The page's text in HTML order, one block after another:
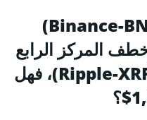
حرق عملات بينانس (Binance-BNB)
وخطف المركز الرابع
مجدداً من عملة ريبل (Ripple-XRP)، فهل